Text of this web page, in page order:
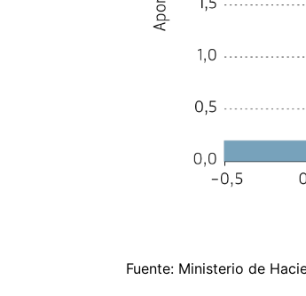
Fuente: Ministerio de